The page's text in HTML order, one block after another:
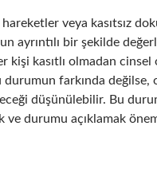
veya kasıtsız
ayrıntılı bir şekilde
kişi kasıtlı olmadan cinsel
durumun farkında değilse,
düşünülebilir. Bu
ve durumu açıklamak